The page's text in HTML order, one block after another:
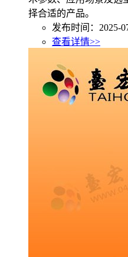
择合适的产品。
发布时间：2025-
查看详情>>